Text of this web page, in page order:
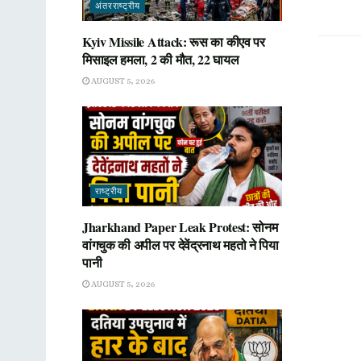
अंतरराष्ट्रीय
Kyiv Missile Attack: रूस का कीएव पर
मिसाइल हमला, 2 की मौत, 22 घायल
AUGUST 5, 2026
राष्ट्रीय
Jharkhand Paper Leak Protest: सोनम
वांगचुक की अपील पर देवेंद्रनाथ महतो ने पिया
पानी
AUGUST 5, 2026